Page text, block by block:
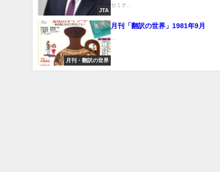
JTA
セミナ...
月刊・翻訳の世界
月刊「翻訳の世界」1981年9月
...